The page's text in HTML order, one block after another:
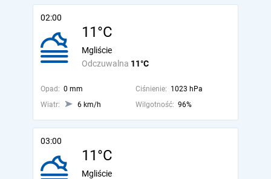
02:00
11°C
Odczuwalna 11°C
Mgliście
Opad: 0 mm Ciśnienie: 1023 hPa
Wiatr:
6 km/h Wilgotność: 96%
03:00
11°C
Mgliście